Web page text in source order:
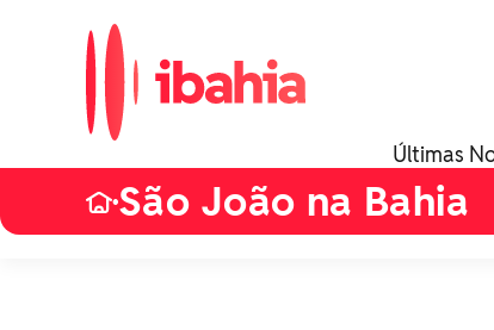
Últimas
•São João na Bahia